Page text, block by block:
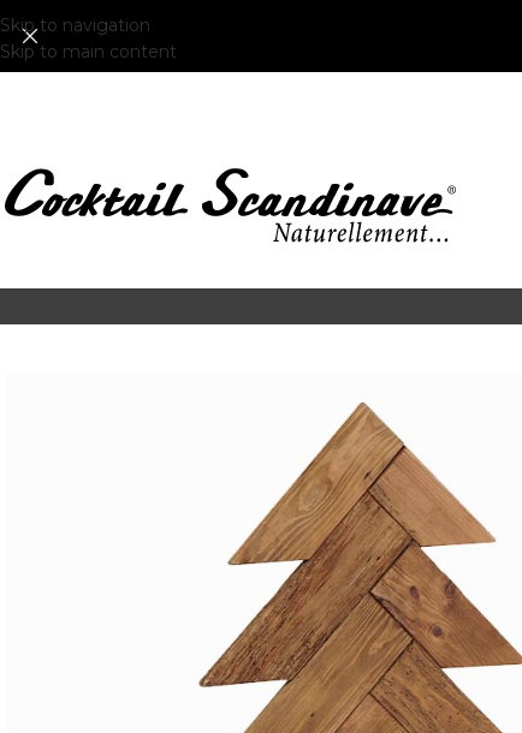
Skip to navigation
Skip to main content